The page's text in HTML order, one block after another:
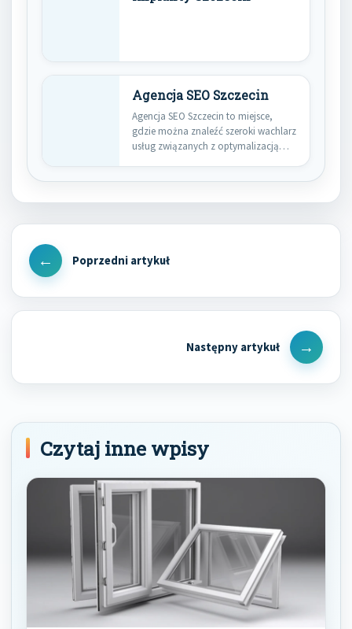
Agencja SEO Szczecin
Agencja SEO Szczecin to miejsce,
gdzie można znaleźć szeroki wachlarz
usług związanych z optymalizacją
Nawigacja
wpisu
Previous
Next
Post
Czytaj inne wpisy